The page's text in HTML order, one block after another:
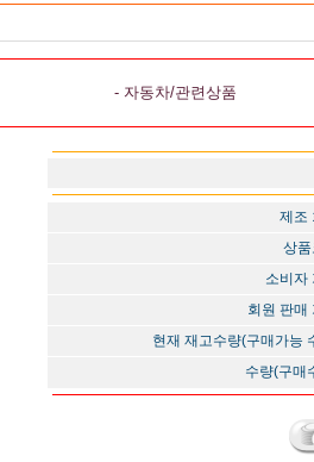
- 자동차/관련상품
제조
상품
소비자
회원 판매
현재 재고수량(구매가능
수량(구매